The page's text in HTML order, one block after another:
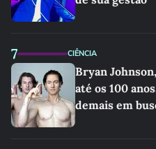
7 CIÊNCIA
Bryan
até os 100
demais em